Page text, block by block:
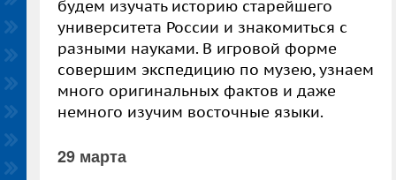
будем изучать историю старейшего
университета России и знакомиться с
разными науками. В игровой форме
совершим экспедицию по музею, узнаем
много оригинальных фактов и даже
немного изучим восточные языки.
29 марта